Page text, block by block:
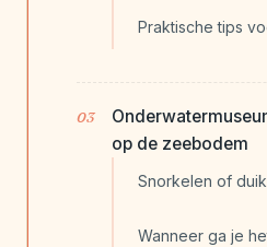
Praktische tips
op de zeebodem
Snorkelen of
Wanneer ga je